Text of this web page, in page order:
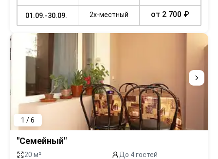
01.09.-30.09. 2х-местный от 2 700 ₽
1 / 6
"Семейный"
20 м² До 4 гостей